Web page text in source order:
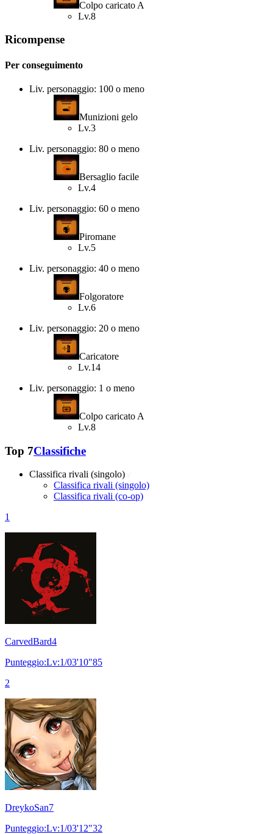
Colpo caricato A
Lv.8
Ricompense
Per conseguimento
Liv. personaggio: 100 o meno
Munizioni gelo
Lv.3
Liv. personaggio: 80 o meno
Bersaglio facile
Lv.4
Liv. personaggio: 60 o meno
Piromane
Lv.5
Liv. personaggio: 40 o meno
Folgoratore
Lv.6
Liv. personaggio: 20 o meno
Caricatore
Lv.14
Liv. personaggio: 1 o meno
Colpo caricato A
Lv.8
Top 7Classifiche
Classifica rivali (singolo)
Classifica rivali (singolo)
Classifica rivali (co-op)
1
CarvedBard4
Punteggio:Lv:1/03'10"85
2
DreykoSan7
Punteggio:Lv:1/03'12"32